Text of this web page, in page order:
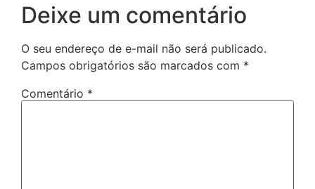
Deixe um comentário
O seu endereço de e-mail não será publicado.
Campos obrigatórios são marcados com *
Comentário *